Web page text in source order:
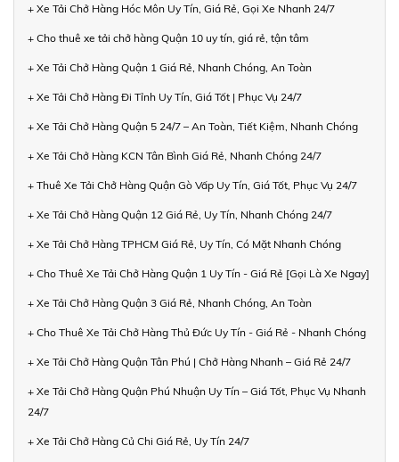
+ Xe Tải Chở Hàng Hóc Môn Uy Tín, Giá Rẻ, Gọi Xe Nhanh 24/7
+ Cho thuê xe tải chở hàng Quận 10 uy tín, giá rẻ, tận tâm
+ Xe Tải Chở Hàng Quận 1 Giá Rẻ, Nhanh Chóng, An Toàn
+ Xe Tải Chở Hàng Đi Tỉnh Uy Tín, Giá Tốt | Phục Vụ 24/7
+ Xe Tải Chở Hàng Quận 5 24/7 – An Toàn, Tiết Kiệm, Nhanh Chóng
+ Xe Tải Chở Hàng KCN Tân Bình Giá Rẻ, Nhanh Chóng 24/7
+ Thuê Xe Tải Chở Hàng Quận Gò Vấp Uy Tín, Giá Tốt, Phục Vụ 24/7
+ Xe Tải Chở Hàng Quận 12 Giá Rẻ, Uy Tín, Nhanh Chóng 24/7
+ Xe Tải Chở Hàng TPHCM Giá Rẻ, Uy Tín, Có Mặt Nhanh Chóng
+ Cho Thuê Xe Tải Chở Hàng Quận 1 Uy Tín - Giá Rẻ [Gọi Là Xe Ngay]
+ Xe Tải Chở Hàng Quận 3 Giá Rẻ, Nhanh Chóng, An Toàn
+ Cho Thuê Xe Tải Chở Hàng Thủ Đức Uy Tín - Giá Rẻ - Nhanh Chóng
+ Xe Tải Chở Hàng Quận Tân Phú | Chở Hàng Nhanh – Giá Rẻ 24/7
+ Xe Tải Chở Hàng Quận Phú Nhuận Uy Tín – Giá Tốt, Phục Vụ Nhanh
24/7
+ Xe Tải Chở Hàng Củ Chi Giá Rẻ, Uy Tín 24/7